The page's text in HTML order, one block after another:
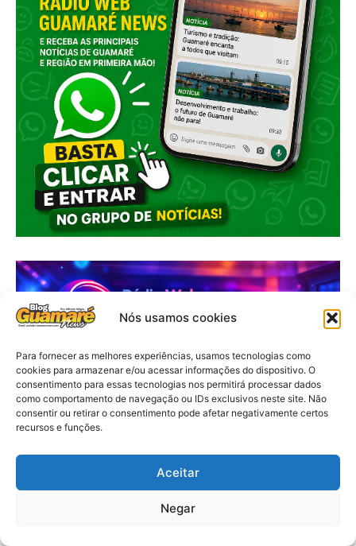
Nós usamos cookies
Para fornecer as melhores experiências, usamos tecnologias como
cookies para armazenar e/ou acessar informações do dispositivo. O
consentimento para essas tecnologias nos permitirá processar dados
como comportamento de navegação ou IDs exclusivos neste site. Não
consentir ou retirar o consentimento pode afetar negativamente certos
recursos e funções.
Aceitar
Negar